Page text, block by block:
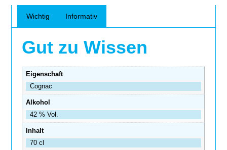
Wichtig Informativ
Gut zu Wissen
Eigenschaft
Cognac
Alkohol
42 % Vol.
Inhalt
70 cl